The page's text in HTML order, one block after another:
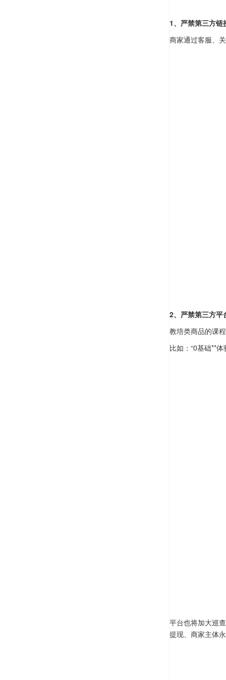
1、严禁第三方链
商家通过客服、
2、严禁第三方平
教培类商品的课
比如：“0基础**
平台也将加大巡
提现、商家主体